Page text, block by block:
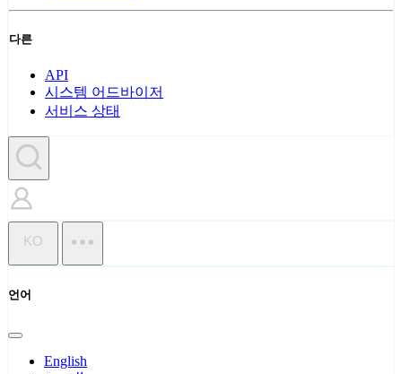
다른
API
시스템 어드바이저
서비스 상태
KO
언어
English